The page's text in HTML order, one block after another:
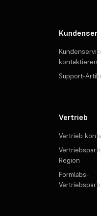
kontaktieren
Support-
Vertrieb
Vertrieb
Region
Formlabs-